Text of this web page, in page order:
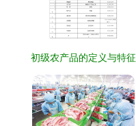
初级农产品的定义与特征